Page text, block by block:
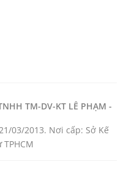
TM-DV-KT LÊ PHẠM -
03/2013. Nơi cấp: Sở Kế